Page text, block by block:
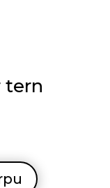
tern